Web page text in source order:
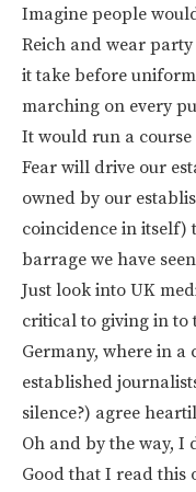
Imagine people
Reich and wear
it take before
marching on every
It would run a
Fear will drive our
owned by our
coincidence in itself)
barrage we have
Just look into UK
critical to giving in to
Germany, where in
established
silence?) agree
Oh and by the way, I
Good that I read this